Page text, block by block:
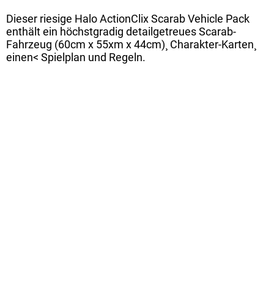
Dieser riesige Halo ActionClix Scarab Vehicle Pack
enthält ein höchstgradig detailgetreues Scarab-
Fahrzeug (60cm x 55xm x 44cm)¸ Charakter-Karten¸
einen< Spielplan und Regeln.